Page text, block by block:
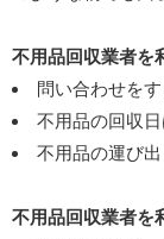
不用品回収業者を
問い合わせを
不用品の回収
不用品の運び
不用品回収業者を